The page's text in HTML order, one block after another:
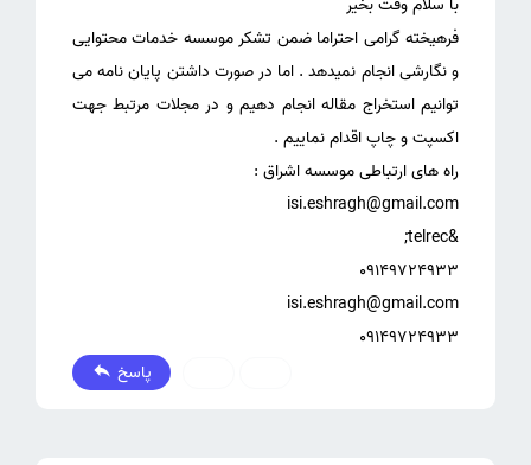
فرهیخته گرامی احتراما ضمن تشکر موسسه خدمات محتوایی
و نگارشی انجام نمیدهد . اما در صورت داشتن پایان نامه می
توانیم استخراج مقاله انجام دهیم و در مجلات مرتبط جهت
09149724933
پاسخ